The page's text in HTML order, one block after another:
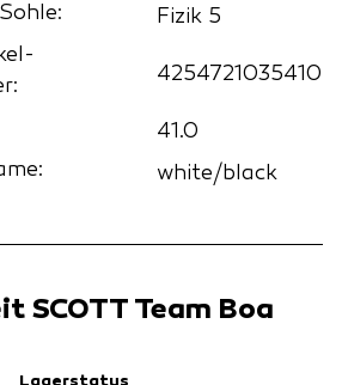
Fizik 5
4254721035410
41.0
white/black
SCOTT Team Boa